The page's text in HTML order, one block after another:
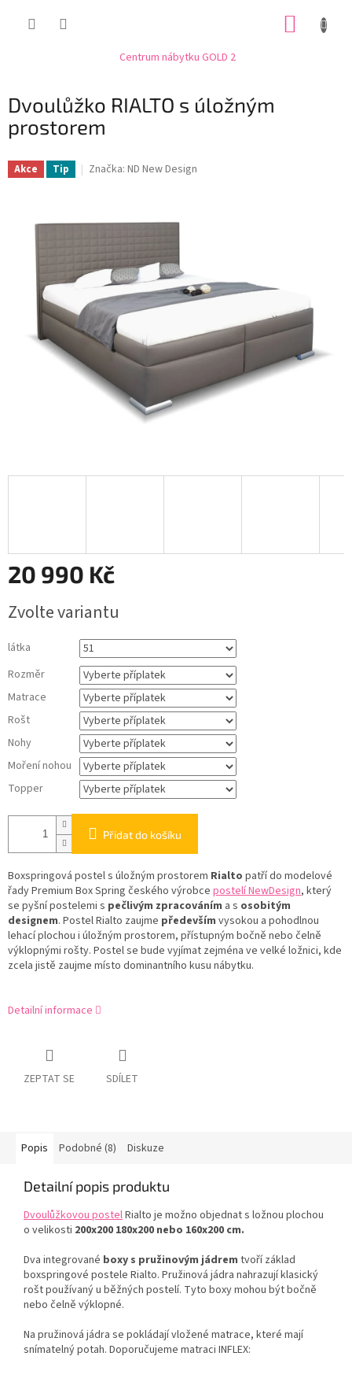
Centrum nábytku GOLD 2
Dvoulůžko RIALTO s úložným
prostorem
Akce Tip Značka: ND New Design
20 990 Kč
cena:
Zvolte variantu
látka
Rozměr
Matrace
Rošt
Nohy
Moření nohou
Topper
Přidat do košíku
Boxspringová postel s úložným prostorem Rialto patří do modelové
řady Premium Box Spring českého výrobce postelí NewDesign, který
se pyšní postelemi s pečlivým zpracováním a s osobitým
designem. Postel Rialto zaujme především vysokou a pohodlnou
lehací plochou i úložným prostorem, přístupným bočně nebo čelně
výklopnými rošty. Postel se bude vyjímat zejména ve velké ložnici, kde
zcela jistě zaujme místo dominantního kusu nábytku.
Detailní informace
ZEPTAT SE SDÍLET
Popis Podobné (8) Diskuze
Detailní popis produktu
Dvoulůžkovou postelRialto je možno objednat s ložnou plochou
o velikosti 200x200 180x200 nebo 160x200 cm.
Dva integrované boxy s pružinovým jádrem tvoří základ
boxspringové postele Rialto. Pružinová jádra nahrazují klasický
rošt používaný u běžných postelí. Tyto boxy mohou být bočně
nebo čelně výklopné.
Na pružinová jádra se pokládají vložené matrace, které mají
snímatelný potah. Doporučujeme matraci INFLEX: